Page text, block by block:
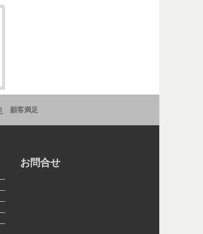
顧客満足
お問合せ